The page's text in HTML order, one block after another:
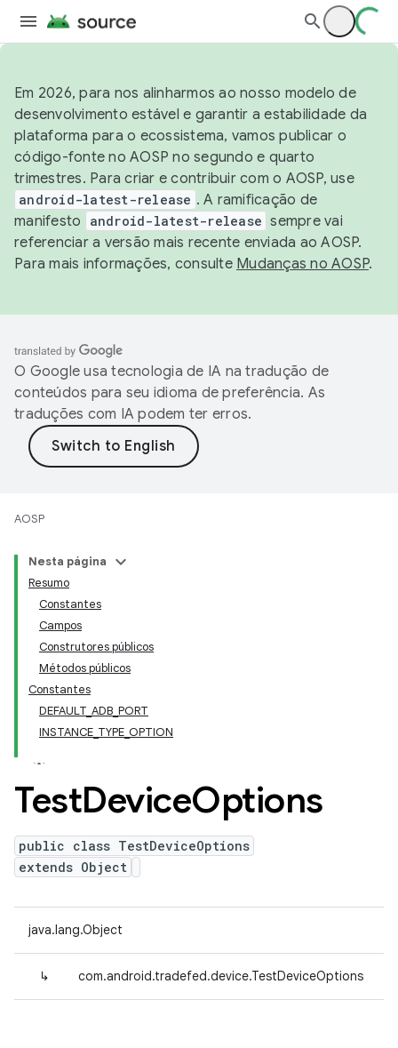
Em 2026, para nos alinharmos ao nosso modelo de
desenvolvimento estável e garantir a estabilidade da
plataforma para o ecossistema, vamos publicar o
código-fonte no AOSP no segundo e quarto
trimestres. Para criar e contribuir com o AOSP, use
android-latest-release . A ramificação de
manifesto
android-latest-release sempre vai
referenciar a versão mais recente enviada ao AOSP.
Para mais informações, consulte Mudanças no AOSP.
O Google usa tecnologia de IA na tradução de
conteúdos para seu idioma de preferência. As
traduções com IA podem ter erros.
AOSP
Nesta página
Resumo
Constantes
Campos
Construtores públicos
Métodos públicos
Constantes
DEFAULT_ADB_PORT
INSTANCE_TYPE_OPTION
TestDeviceOptions
public class TestDeviceOptions
extends Object
java.lang.Object
↳ com.android.tradefed.device.TestDeviceOptions